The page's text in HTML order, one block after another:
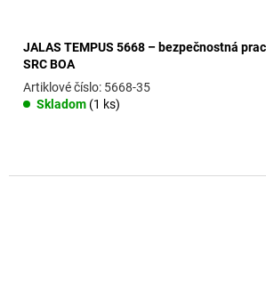
JALAS TEMPUS 5668 – bezpečnostná
SRC BOA
Skladom (1 ks)
5668-35